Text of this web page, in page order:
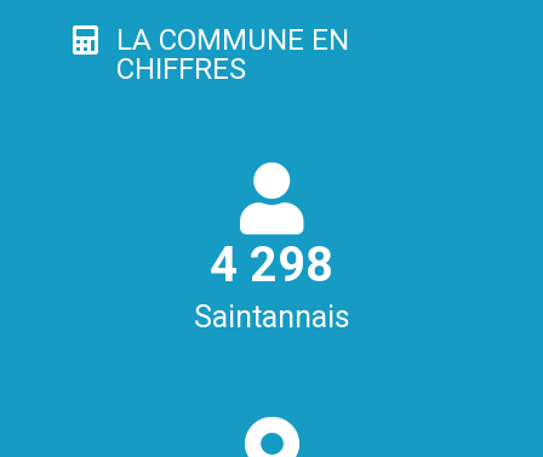
LA COMMUNE EN
CHIFFRES
4 298
Saintannais